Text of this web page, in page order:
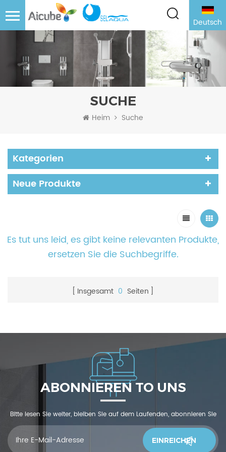
Deutsch
SUCHE
Heim Suche
Kategorien
Neue Produkte
Es tut uns leid, es gibt keine relevanten Produkte,
ersetzen Sie die Suchbegriffe.
Insgesamt 0 Seiten
ABONNIEREN TO UNS
Bitte lesen Sie weiter, bleiben Sie auf dem Laufenden, abonnieren Sie
und wir begrüßen Sie, uns was zu sagendu denkst